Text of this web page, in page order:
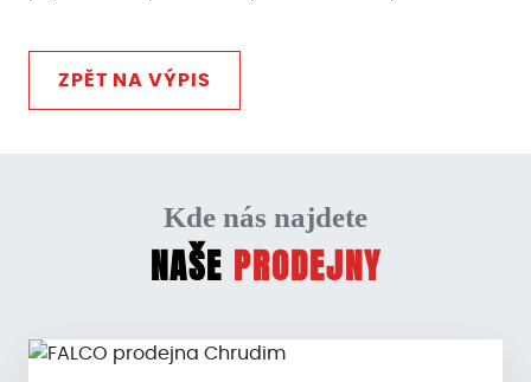
ZPĚT NA VÝPIS
Kde nás najdete
NAŠE PRODEJNY